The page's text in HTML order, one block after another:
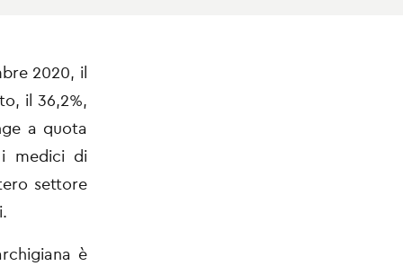
2020, il
il 36,2%,
a quota
medici di
settore
è